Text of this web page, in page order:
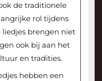
de traditionele
rol tijdens
liedjes brengen niet
ook bij aan het
en tradities.
hebben een